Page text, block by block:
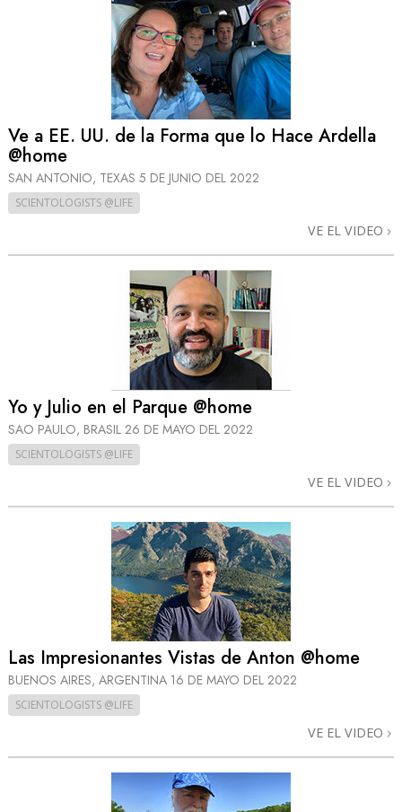
Ve a EE. UU. de la Forma que lo Hace Ardella
@home
SAN ANTONIO, TEXAS 5 DE JUNIO DEL 2022
SCIENTOLOGISTS @LIFE
VE EL VIDEO
Yo y Julio en el Parque @home
SAO PAULO, BRASIL 26 DE MAYO DEL 2022
SCIENTOLOGISTS @LIFE
VE EL VIDEO
Las Impresionantes Vistas de Anton @home
BUENOS AIRES, ARGENTINA 16 DE MAYO DEL 2022
SCIENTOLOGISTS @LIFE
VE EL VIDEO